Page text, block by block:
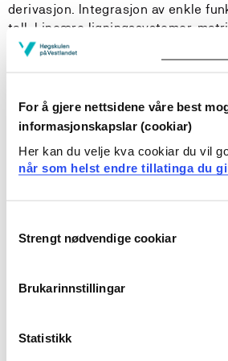
For å gjere nettsidene våre best
informasjonskapslar (cookiar)
Her kan du velje kva cookiar du vil
når som helst endre tillatinga du
Selection
Strengt nødvendige cookiar
Brukarinnstillingar
Statistikk
derivasjon. Integrasjon av enkle
tall. Lineære ligningssystemer,
vektoralgebra og vektorrom,
homogene transformasjoner.
Læringsutbytte
Etter å ha fullført dette emnet skal
gjøre rede for de vanlige